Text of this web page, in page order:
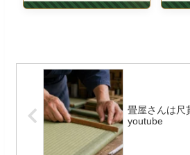
畳屋さんは尺
youtube